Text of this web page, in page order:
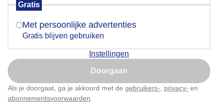
Gratis
Met persoonlijke advertenties
Gratis blijven gebruiken
Instellingen
Doorgaan
Als je doorgaat, ga je akkoord met de gebruikers- privacy- en
abonnementsvoorwaarden
Door: Jos Hendriks Gemaakt: 13-05-2026, 66x bekeken
Is goed, toon de popup
Nu niet, misschien later
Klik hierom dit aan te passen